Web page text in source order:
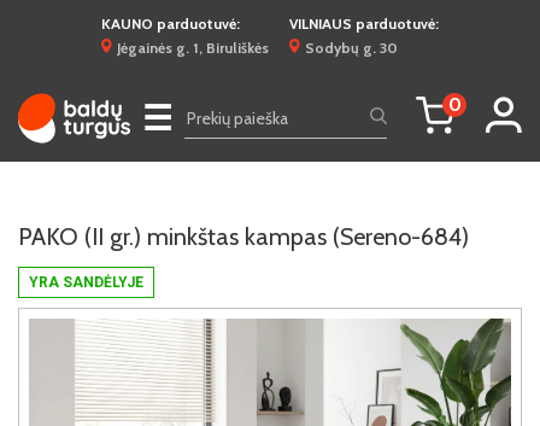
KAUNO parduotuvė:
Jėgainės g. 1, Biruliškės
VILNIAUS parduotuvė:
Sodybų g. 30
☰ 0
YRA SANDĖLYJE
PAKO (II gr.) minkštas kampas (Sereno-684)